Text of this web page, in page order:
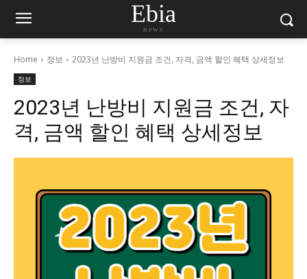
Ebia
news
Home 정보 2023년 난방비 지원금 조건, 자격, 금액 할인 혜택 상세정보
정보
2023년 난방비 지원금 조건, 자
격, 금액 할인 혜택 상세정보